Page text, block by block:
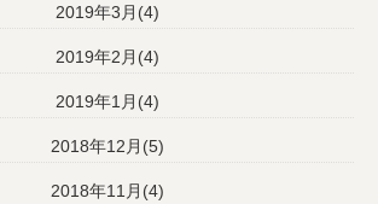
2019年3月(4)
2019年2月(4)
2019年1月(4)
2018年12月(5)
2018年11月(4)